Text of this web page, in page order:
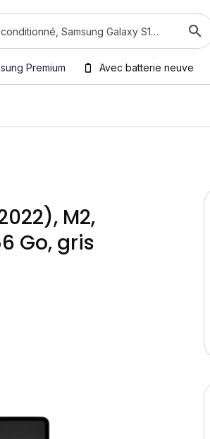
Premium Avec batterie neuve
M2,
Go, gris